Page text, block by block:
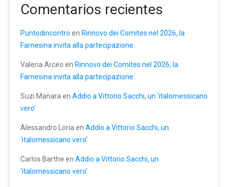
Comentarios recientes
Puntodincontro en Rinnovo dei Comites nel 2026, la
Farnesina invita alla partecipazione
Valeria Arceo en Rinnovo dei Comites nel 2026, la
Farnesina invita alla partecipazione
Suzi Manara en Addio a Vittorio Sacchi, un ‘italomessicano
vero’
Alessandro Loria en Addio a Vittorio Sacchi, un
‘italomessicano vero’
Carlos Barthe en Addio a Vittorio Sacchi, un
‘italomessicano vero’